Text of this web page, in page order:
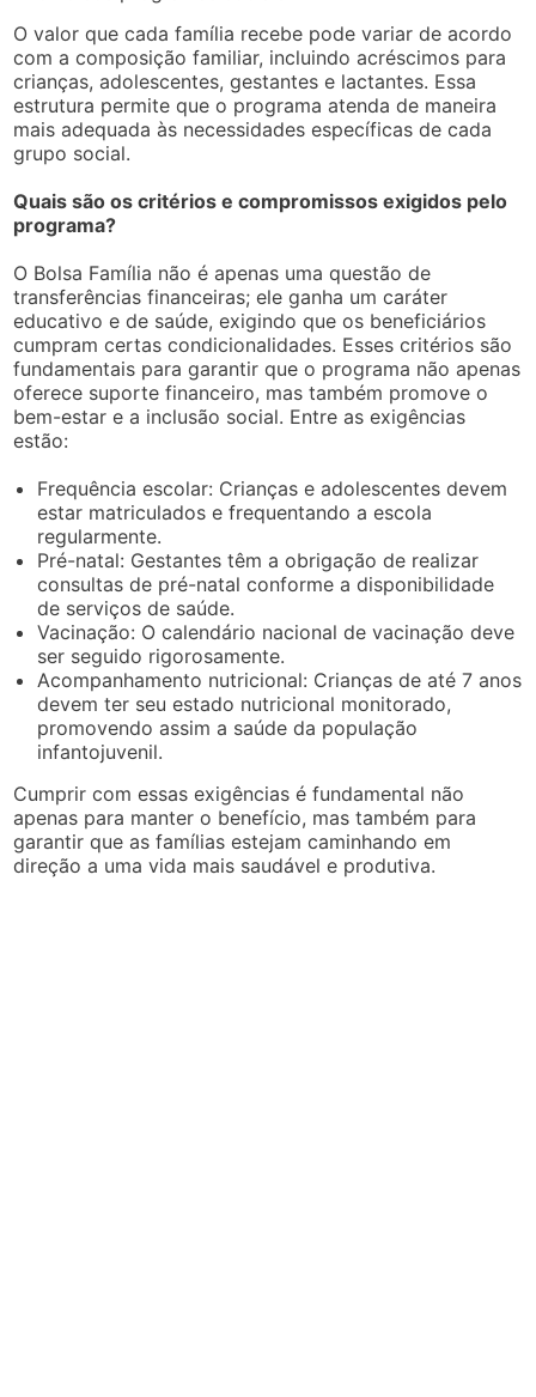
O valor que cada família recebe pode variar de acordo
com a composição familiar, incluindo acréscimos para
crianças, adolescentes, gestantes e lactantes. Essa
estrutura permite que o programa atenda de maneira
mais adequada às necessidades específicas de cada
grupo social.
Quais são os critérios e compromissos exigidos pelo
programa?
O Bolsa Família não é apenas uma questão de
transferências financeiras; ele ganha um caráter
educativo e de saúde, exigindo que os beneficiários
cumpram certas condicionalidades. Esses critérios são
fundamentais para garantir que o programa não apenas
oferece suporte financeiro, mas também promove o
bem-estar e a inclusão social. Entre as exigências
estão:
Frequência escolar: Crianças e adolescentes devem
estar matriculados e frequentando a escola
regularmente.
Pré-natal: Gestantes têm a obrigação de realizar
consultas de pré-natal conforme a disponibilidade
de serviços de saúde.
Vacinação: O calendário nacional de vacinação deve
ser seguido rigorosamente.
Acompanhamento nutricional: Crianças de até 7 anos
devem ter seu estado nutricional monitorado,
promovendo assim a saúde da população
infantojuvenil.
Cumprir com essas exigências é fundamental não
apenas para manter o benefício, mas também para
garantir que as famílias estejam caminhando em
direção a uma vida mais saudável e produtiva.